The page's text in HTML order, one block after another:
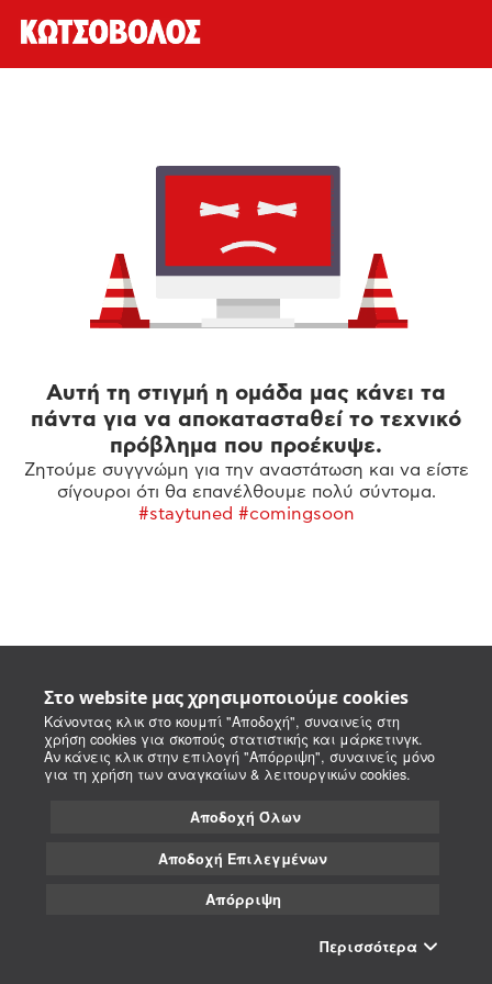
Στο website μας χρησιμοποιούμε cookies
Κάνοντας κλικ στο κουμπί "Αποδοχή", συναινείς στη
χρήση cookies για σκοπούς στατιστικής και μάρκετινγκ.
Αν κάνεις κλικ στην επιλογή "Απόρριψη", συναινείς μόνο
για τη χρήση των αναγκαίων & λειτουργικών cookies.
Αποδοχή Όλων
Αποδοχή Επιλεγμένων
Απόρριψη
Περισσότερα
Αυτή τη στιγμή η ομάδα μας κάνει τα
πάντα για να αποκατασταθεί το τεχνικό
πρόβλημα που προέκυψε.
Ζητούμε συγγνώμη για την αναστάτωση και να είστε
σίγουροι ότι θα επανέλθουμε πολύ σύντομα.
#staytuned #comingsoon